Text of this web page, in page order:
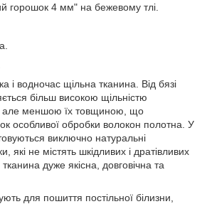
горошок 4 мм" на бежевому тлі.
і водночас щільна тканина. Від бязі
більш високою щільністю
але меншою їх товщиною, що
особливої обробки волокон полотна. У
виключно натуральні
які не містять шкідливих і дратівливих
дуже якісна, довговічна та
для пошиття постільної білизни,